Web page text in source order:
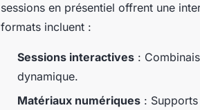
sessions en présentiel offrent une
formats incluent :
Sessions interactives :
dynamique.
Matériaux numériques :